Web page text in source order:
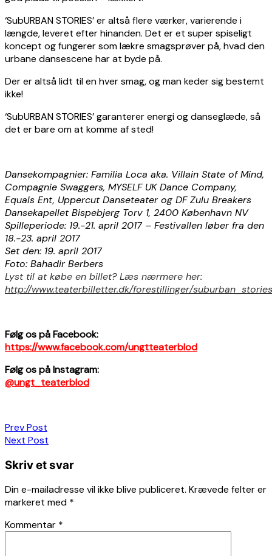
‘SubURBAN STORIES’ er altså flere værker, varierende i
længde, leveret efter hinanden. Det er et super spiseligt
koncept og fungerer som lækre smagsprøver på, hvad den
urbane dansescene har at byde på.
Der er altså lidt til en hver smag, og man keder sig bestemt
ikke!
‘SubURBAN STORIES’ garanterer energi og danseglæde, så
det er bare om at komme af sted!
Dansekompagnier: Familia Loca aka. Villain State of Mind,
Compagnie Swaggers, MYSELF UK Dance Company,
Equals Ent, Uppercut Danseteater og DF Zulu Breakers
Dansekapellet Bispebjerg Torv 1, 2400 København NV
Spilleperiode: 19.-21. april 2017 – Festivallen løber fra den
18.-23. april 2017
Set den: 19. april 2017
Foto: Bahadir Berbers
Lyst til at købe en billet? Læs nærmere her:
http://www.teaterbilletter.dk/forestillinger/
Følg os på Facebook:
https://www.facebook.com/ungtteaterblod
Følg os på Instagram:
@ungt_teaterblod
Indlægsnavigation
Prev Post
Next Post
Skriv et svar
Din e-mailadresse vil ikke blive publiceret. Krævede felter er
markeret med *
Kommentar *